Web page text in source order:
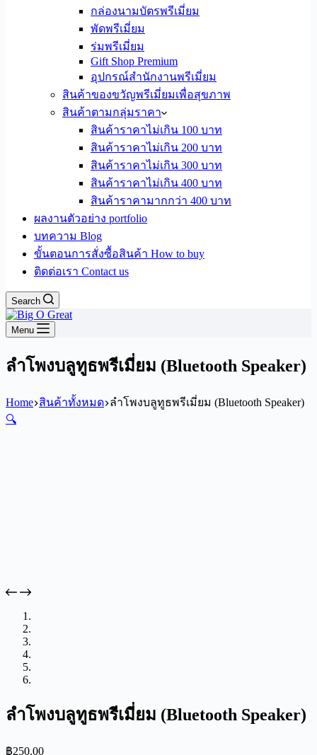
กล่องนามบัตรพรีเมี่ยม
พัดพรีเมี่ยม
ร่มพรีเมี่ยม
Gift Shop Premium
อุปกรณ์สำนักงานพรีเมี่ยม
สินค้าของขวัญพรีเมี่ยมเพื่อสุขภาพ
สินค้าตามกลุ่มราคา
สินค้าราคาไม่เกิน 100 บาท
สินค้าราคาไม่เกิน 200 บาท
สินค้าราคาไม่เกิน 300 บาท
สินค้าราคาไม่เกิน 400 บาท
สินค้าราคามากกว่า 400 บาท
ผลงานตัวอย่าง portfolio
บทความ Blog
ขั้นตอนการสั่งซื้อสินค้า How to buy
ติดต่อเรา Contact us
Search
Menu
ลำโพงบลูทูธพรีเมี่ยม (Bluetooth Speaker)
Home สินค้าทั้งหมด ลำโพงบลูทูธพรีเมี่ยม (Bluetooth Speaker)
🔍
ลำโพงบลูทูธพรีเมี่ยม (Bluetooth Speaker)
฿250.00